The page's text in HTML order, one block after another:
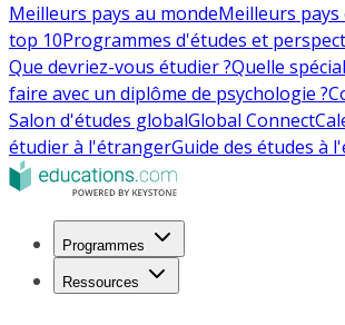
Meilleurs pays au mondeMeilleurs
top 10Programmes d'études et
Que devriez-vous étudier ?Quelle
faire avec un diplôme de psychologie ?
Salon d'études globalGlobal Connect
étudier à l'étrangerGuide des études à
Programmes
Ressources